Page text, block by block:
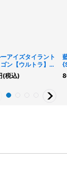
アイズタイラント
ゴン【ウルトラ】
JP019}《融合》
(税込)